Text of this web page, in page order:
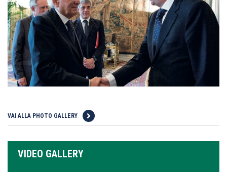
VAI ALLA PHOTO GALLERY
VIDEO GALLERY